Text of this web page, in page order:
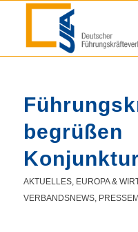
begrüßen
AKTUELLES, EUROPA &
VERBANDSNEWS,